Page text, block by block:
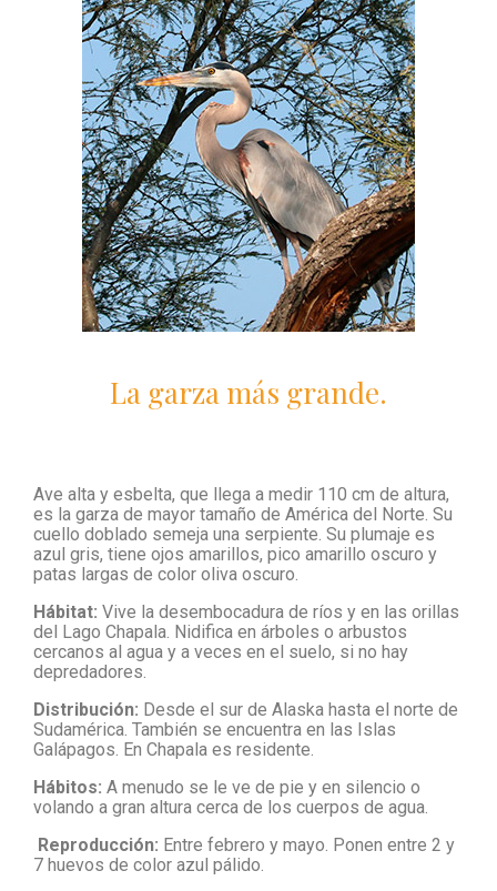
La garza más grande.
Ave alta y esbelta, que llega a medir 110 cm de altura,
es la garza de mayor tamaño de América del Norte. Su
cuello doblado semeja una serpiente. Su plumaje es
azul gris, tiene ojos amarillos, pico amarillo oscuro y
patas largas de color oliva oscuro.
Hábitat: Vive la desembocadura de ríos y en las orillas
del Lago Chapala. Nidifica en árboles o arbustos
cercanos al agua y a veces en el suelo, si no hay
depredadores.
Distribución: Desde el sur de Alaska hasta el norte de
Sudamérica. También se encuentra en las Islas
Galápagos. En Chapala es residente.
Hábitos: A menudo se le ve de pie y en silencio o
volando a gran altura cerca de los cuerpos de agua.
Reproducción: Entre febrero y mayo. Ponen entre 2 y
7 huevos de color azul pálido.